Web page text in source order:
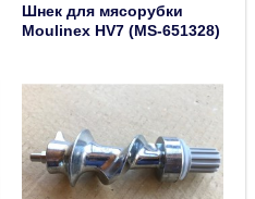
Шнек для мясорубки
Moulinex HV7 (MS-651328)